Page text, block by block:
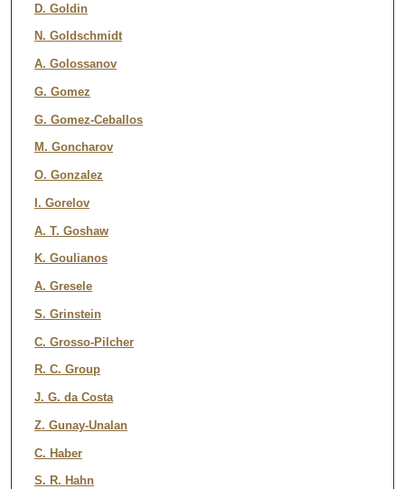
D. Goldin
N. Goldschmidt
A. Golossanov
G. Gomez
G. Gomez-Ceballos
M. Goncharov
O. Gonzalez
I. Gorelov
A. T. Goshaw
K. Goulianos
A. Gresele
S. Grinstein
C. Grosso-Pilcher
R. C. Group
J. G. da Costa
Z. Gunay-Unalan
C. Haber
S. R. Hahn